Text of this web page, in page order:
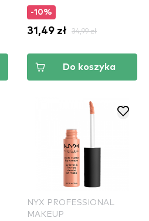
-10%
31,49 zł 34,99 zł
Do koszyka
NYX PROFESSIONAL
MAKEUP